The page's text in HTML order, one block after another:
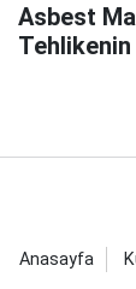
Asbest
Tehlikenin
Anasayfa